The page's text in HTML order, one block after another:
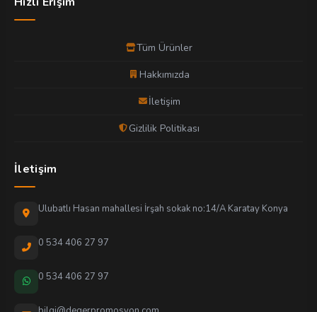
Tüm Ürünler
Hakkımızda
İletişim
Gizlilik Politikası
İletişim
Ulubatlı Hasan mahallesi İrşah sokak no:14/A Karatay Konya
0 534 406 27 97
0 534 406 27 97